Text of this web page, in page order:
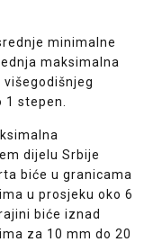
minimalne
maksimalna
stepen.
dijelu Srbije
biće u granicama
u prosjeku oko 6
biće iznad
za 10 mm do 20